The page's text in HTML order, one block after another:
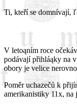
Ti, kteří se domnívají,
V letoąním roce
podávají přihláąky na
obory je velice
Poměr uchazečů k
amerikanistiky 11x,